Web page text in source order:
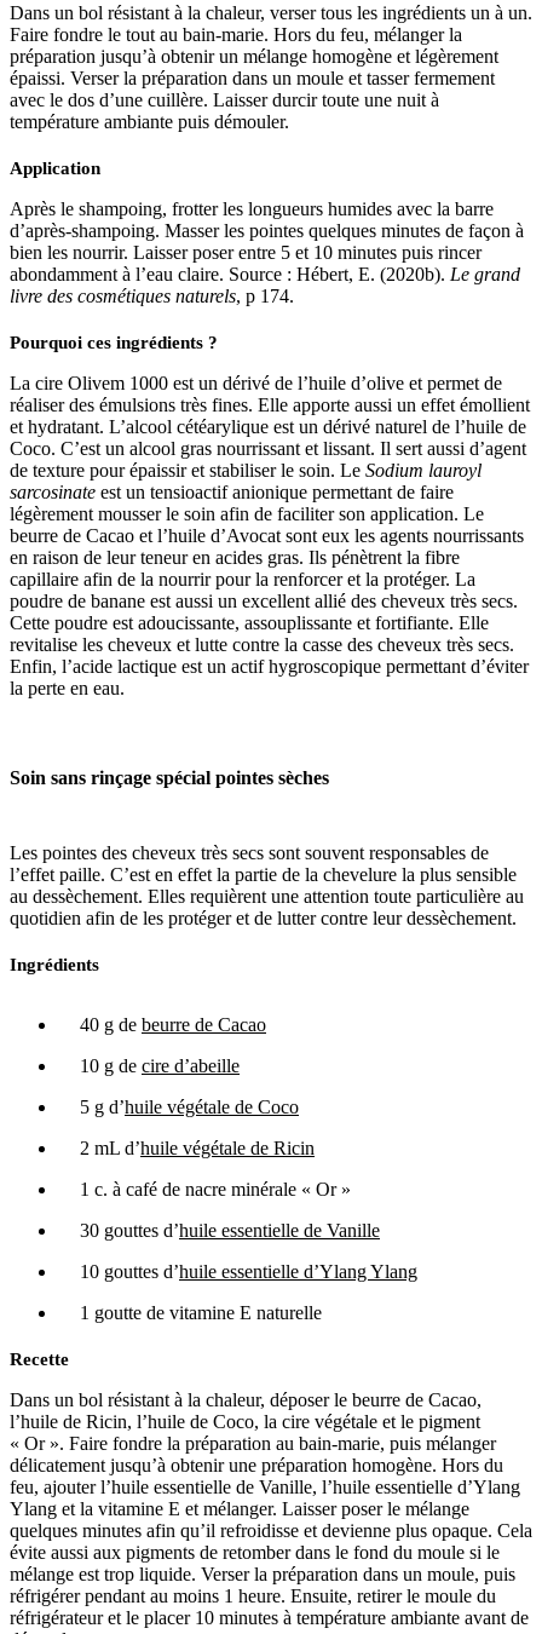
Dans un bol résistant à la chaleur, verser tous les ingrédients un à un.
Faire fondre le tout au bain-marie. Hors du feu, mélanger la
préparation jusqu’à obtenir un mélange homogène et légèrement
épaissi. Verser la préparation dans un moule et tasser fermement
avec le dos d’une cuillère. Laisser durcir toute une nuit à
température ambiante puis démouler.
Application
Après le shampoing, frotter les longueurs humides avec la barre
d’après-shampoing. Masser les pointes quelques minutes de façon à
bien les nourrir. Laisser poser entre 5 et 10 minutes puis rincer
abondamment à l’eau claire. Source : Hébert, E. (2020b). Le grand
livre des cosmétiques naturels, p 174.
Pourquoi ces ingrédients ?
La cire Olivem 1000 est un dérivé de l’huile d’olive et permet de
réaliser des émulsions très fines. Elle apporte aussi un effet émollient
et hydratant. L’alcool cétéarylique est un dérivé naturel de l’huile de
Coco. C’est un alcool gras nourrissant et lissant. Il sert aussi d’agent
de texture pour épaissir et stabiliser le soin. Le Sodium lauroyl
sarcosinate est un tensioactif anionique permettant de faire
légèrement mousser le soin afin de faciliter son application. Le
beurre de Cacao et l’huile d’Avocat sont eux les agents nourrissants
en raison de leur teneur en acides gras. Ils pénètrent la fibre
capillaire afin de la nourrir pour la renforcer et la protéger. La
poudre de banane est aussi un excellent allié des cheveux très secs.
Cette poudre est adoucissante, assouplissante et fortifiante. Elle
revitalise les cheveux et lutte contre la casse des cheveux très secs.
Enfin, l’acide lactique est un actif hygroscopique permettant d’éviter
la perte en eau.
Soin sans rinçage spécial pointes sèches
Les pointes des cheveux très secs sont souvent responsables de
l’effet paille. C’est en effet la partie de la chevelure la plus sensible
au dessèchement. Elles requièrent une attention toute particulière au
quotidien afin de les protéger et de lutter contre leur dessèchement.
Ingrédients
40 g de beurre de Cacao
10 g de cire d’abeille
5 g d’huile végétale de Coco
2 mL d’huile végétale de Ricin
1 c. à café de nacre minérale « Or »
30 gouttes d’huile essentielle de Vanille
10 gouttes d’huile essentielle d’Ylang Ylang
1 goutte de vitamine E naturelle
Recette
Dans un bol résistant à la chaleur, déposer le beurre de Cacao,
l’huile de Ricin, l’huile de Coco, la cire végétale et le pigment
« Or ». Faire fondre la préparation au bain-marie, puis mélanger
délicatement jusqu’à obtenir une préparation homogène. Hors du
feu, ajouter l’huile essentielle de Vanille, l’huile essentielle d’Ylang
Ylang et la vitamine E et mélanger. Laisser poser le mélange
quelques minutes afin qu’il refroidisse et devienne plus opaque. Cela
évite aussi aux pigments de retomber dans le fond du moule si le
mélange est trop liquide. Verser la préparation dans un moule, puis
réfrigérer pendant au moins 1 heure. Ensuite, retirer le moule du
réfrigérateur et le placer 10 minutes à température ambiante avant de